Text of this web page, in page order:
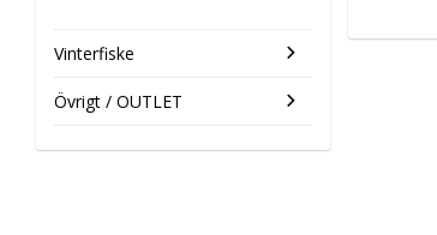
Vinterfiske
Övrigt / OUTLET